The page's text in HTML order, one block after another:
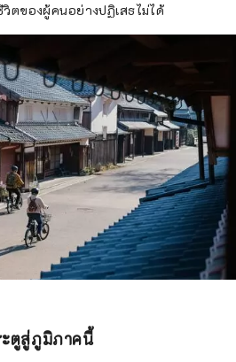
ตของผู้คนอย่างปฏิเสธไม่ได้
ตูสู่ภูมิภาคนี้